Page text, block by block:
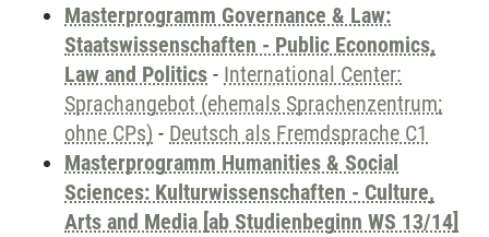
Masterprogramm Governance & Law:
Staatswissenschaften - Public Economics,
Law and Politics - International Center:
Sprachangebot (ehemals Sprachenzentrum;
ohne CPs) - Deutsch als Fremdsprache C1
Masterprogramm Humanities & Social
Sciences: Kulturwissenschaften - Culture,
Arts and Media [ab Studienbeginn WS 13/14]